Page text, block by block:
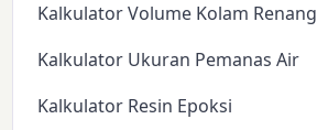
Kalkulator Volume Kolam Renang
Kalkulator Ukuran Pemanas Air
Kalkulator Resin Epoksi